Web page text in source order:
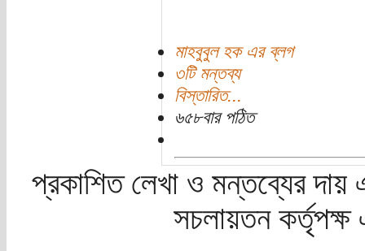
মাহবুবুল হক এর ব্লগ
৩টি মন্তব্য
বিস্তারিত...
৬৫৮বার পঠিত
প্রকাশিত লেখা ও মন্তব্যের দায়
সচলায়তন